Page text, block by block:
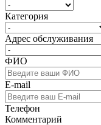
Категория
Адрес обслуживания
ФИО
E-mail
Телефон
Комментарий